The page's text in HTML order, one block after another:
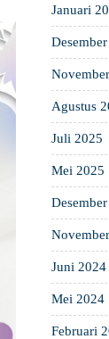
Januari
Agustus
Juli 2025
Mei 2025
Juni 2024
Mei 2024
Februari